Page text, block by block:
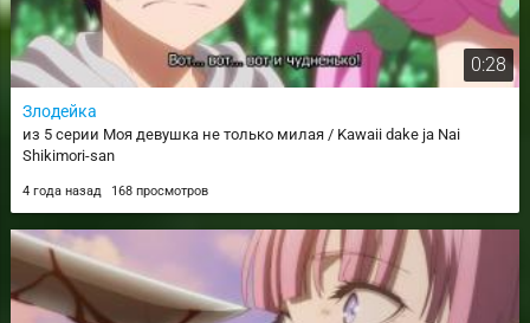
0:28
Злодейка
из 5 серии Моя девушка не только милая / Kawaii dake ja Nai
Shikimori-san
4 года назад 168 просмотров